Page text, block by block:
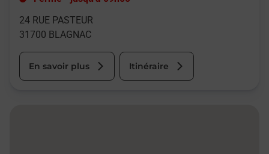
24 RUE PASTEUR
31700 BLAGNAC
En savoir plus Itinéraire